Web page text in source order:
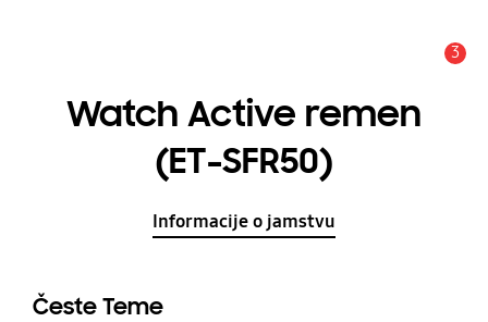
3
Watch Active remen
(ET-SFR50)
Informacije o jamstvu
Česte Teme